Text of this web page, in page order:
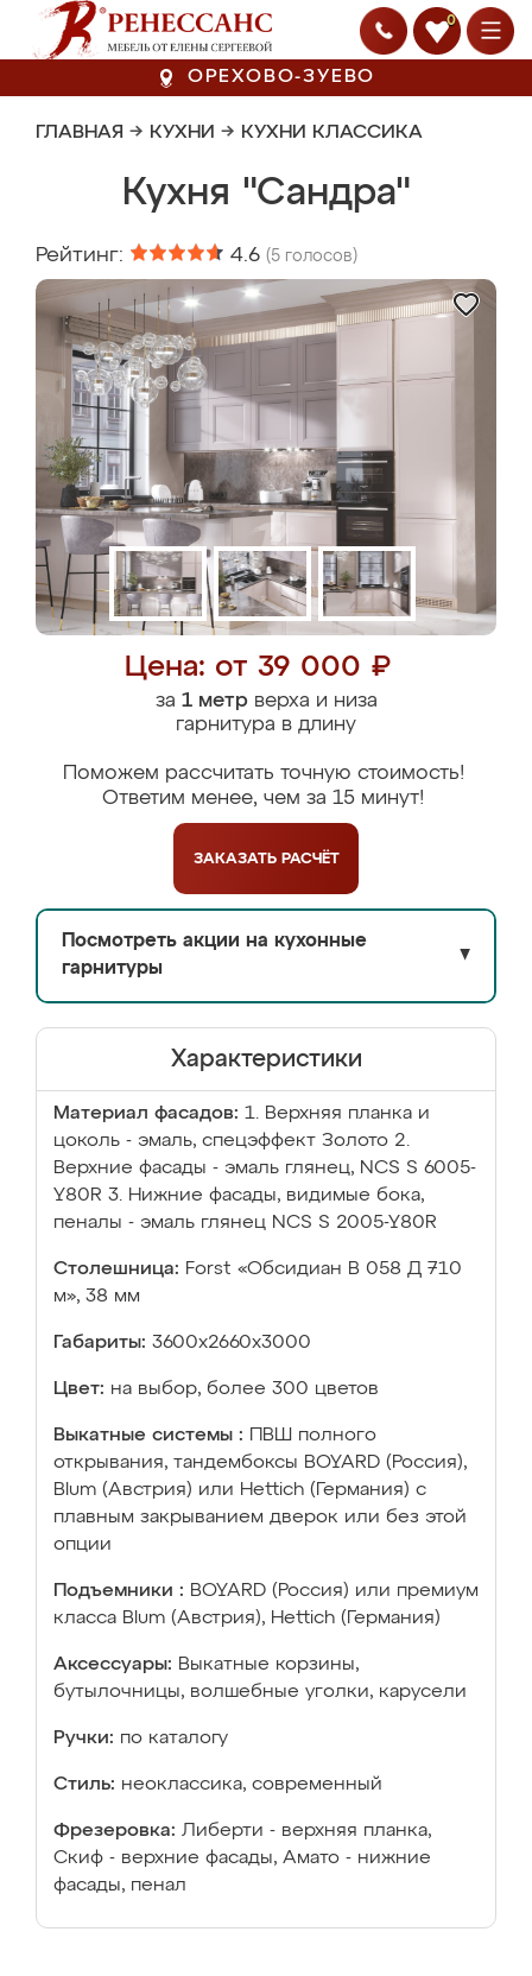
0
ОРЕХОВО-ЗУЕВО
ГЛАВНАЯ → КУХНИ → КУХНИ КЛАССИКА
Кухня "Сандра"
Рейтинг: 4.6 (5 голосов)
Цена: от 39 000 ₽
за 1 метрверха и низа
гарнитура в длину
Поможем рассчитать точную стоимость!
Ответим менее, чем за 15 минут!
ЗАКАЗАТЬ РАСЧЁТ
Посмотреть акции на кухонные
гарнитуры
▼
Характеристики
Материал фасадов: 1. Верхняя планка и
цоколь - эмаль, спецэффект Золото 2.
Верхние фасады - эмаль глянец, NCS S 6005-
Y80R 3. Нижние фасады, видимые бока,
пеналы - эмаль глянец NCS S 2005-Y80R
Столешница: Forst «Обсидиан В 058 Д 710
м», 38 мм
Габариты: 3600х2660х3000
Цвет: на выбор, более 300 цветов
Выкатные системы :
ПВШ полного
открывания, тандембоксы BOYARD (Россия),
Blum (Австрия) или Hettich (Германия) с
плавным закрыванием дверок или без этой
опции
Подъемники : BOYARD (Россия) или премиум
класса Blum (Австрия), Hettich (Германия)
Аксессуары: Выкатные корзины,
бутылочницы, волшебные уголки, карусели
Ручки: по каталогу
Стиль: неоклассика, современный
Фрезеровка: Либерти - верхняя планка,
Скиф - верхние фасады, Амато - нижние
фасады, пенал